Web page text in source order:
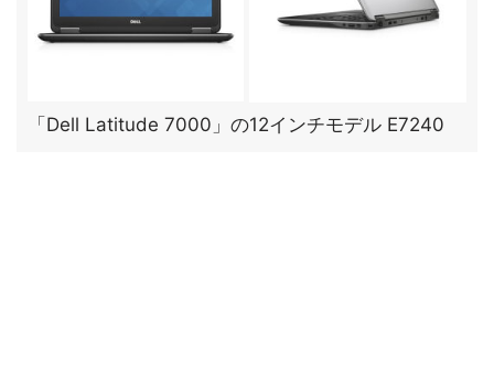
「Dell Latitude 7000」の12インチモデル E7240